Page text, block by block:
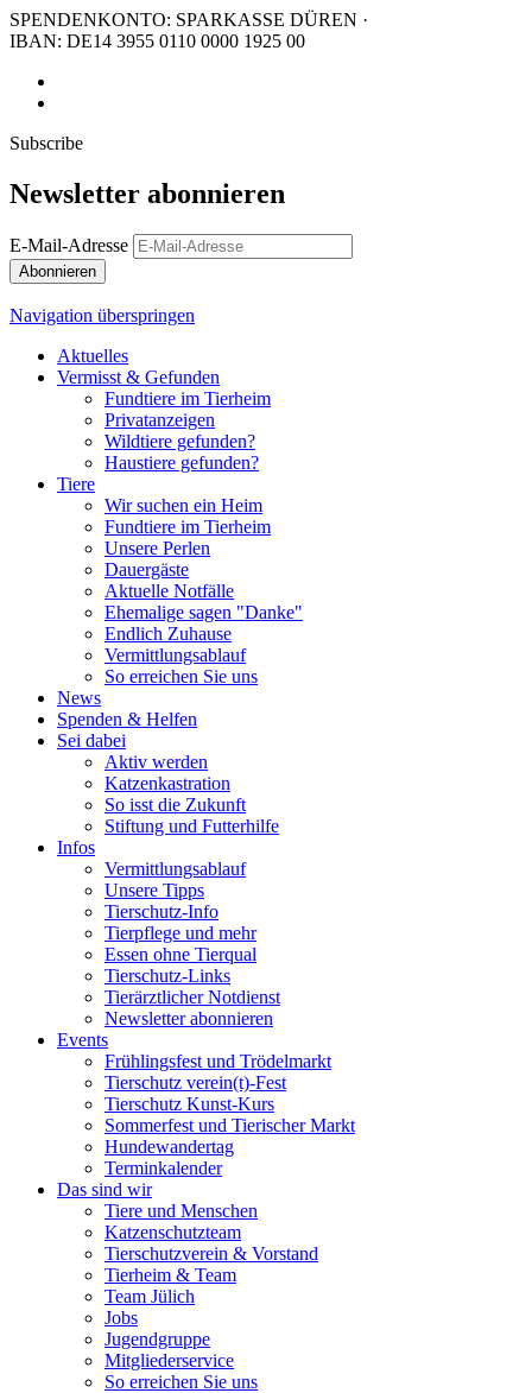
SPENDENKONTO: SPARKASSE DÜREN ·
IBAN: DE14 3955 0110 0000 1925 00
Subscribe
Newsletter abonnieren
E-Mail-Adresse
Abonnieren
Navigation überspringen
Aktuelles
Vermisst & Gefunden
Fundtiere im Tierheim
Privatanzeigen
Wildtiere gefunden?
Haustiere gefunden?
Tiere
Wir suchen ein Heim
Fundtiere im Tierheim
Unsere Perlen
Dauergäste
Aktuelle Notfälle
Ehemalige sagen "Danke"
Endlich Zuhause
Vermittlungsablauf
So erreichen Sie uns
News
Spenden & Helfen
Sei dabei
Aktiv werden
Katzenkastration
So isst die Zukunft
Stiftung und Futterhilfe
Infos
Vermittlungsablauf
Unsere Tipps
Tierschutz-Info
Tierpflege und mehr
Essen ohne Tierqual
Tierschutz-Links
Tierärztlicher Notdienst
Newsletter abonnieren
Events
Frühlingsfest und Trödelmarkt
Tierschutz verein(t)-Fest
Tierschutz Kunst-Kurs
Sommerfest und Tierischer Markt
Hundewandertag
Terminkalender
Das sind wir
Tiere und Menschen
Katzenschutzteam
Tierschutzverein & Vorstand
Tierheim & Team
Team Jülich
Jobs
Jugendgruppe
Mitgliederservice
So erreichen Sie uns